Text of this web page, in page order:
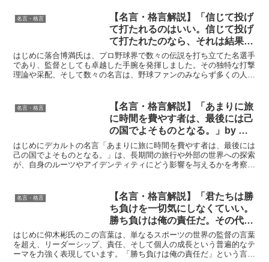
名言・格言
【名言・格言解説】「信じて投げ
て打たれるのはいい。信じて投げ
て打たれたのなら、それは結果。
一番いけないのは、やる前から打
たれたらどうしようと考えるこ
と。」by 落合博満の深い意味と
はじめに落合博満氏は、プロ野球界で数々の伝説を打ち立てた名選手
であり、監督としても卓越した手腕を発揮しました。その独特な打撃
理論や采配、そして数々の名言は、野球ファンのみならず多くの人々
名言・格言
【名言・格言解説】「あまりに旅
に時間を費やす者は、最後には己
の国でよそものとなる。」by デ
カルトの深い意味と得られる教訓
はじめにデカルトの名言「あまりに旅に時間を費やす者は、最後には
己の国でよそものとなる。」は、長期間の旅行や外部の世界への探索
が、自身のルーツやアイデンティティにどう影響を与えるかを考察し
名言・格言
【名言・格言解説】「君たちは勝
ち負けを一切気にしなくていい。
勝ち負けは俺の責任だ。その代わ
り、試合に出たら自分のベストを
尽くせ。俺は良い結果を出した選
手は必ず使う。結果を出さない選
はじめに仰木彬氏のこの言葉は、単なるスポーツの世界の監督の言葉
を超え、リーダーシップ、責任、そして個人の成長という普遍的なテ
ーマを力強く表現しています。「勝ち負けは俺の責任だ」という言葉